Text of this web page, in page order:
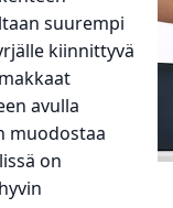
suurempi
kiinnittyvä
avulla
muodostaa
on